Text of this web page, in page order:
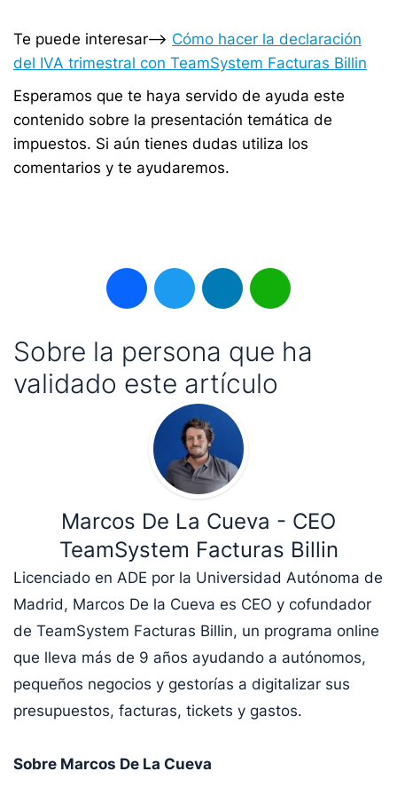
Te puede interesar–> Cómo hacer la declaración
del IVA trimestral con TeamSystem Facturas Billin
Esperamos que te haya servido de ayuda este
contenido sobre la presentación temática de
impuestos. Si aún tienes dudas utiliza los
comentarios y te ayudaremos.
FacebookTwitterLinkedInWhatsApp
Sobre la persona que ha
validado este artículo
Marcos De La Cueva - CEO
TeamSystem Facturas Billin
Licenciado en ADE por la Universidad Autónoma de
Madrid, Marcos De la Cueva es CEO y cofundador
de TeamSystem Facturas Billin, un programa online
que lleva más de 9 años ayudando a autónomos,
pequeños negocios y gestorías a digitalizar sus
presupuestos, facturas, tickets y gastos.
Sobre Marcos De La Cueva